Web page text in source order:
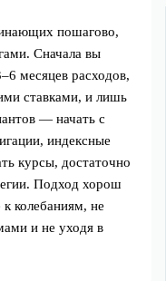
пошагово,
Сначала вы
месяцев расходов,
ставками, и лишь
— начать с
индексные
курсы, достаточно
Подход хорош
колебаниям, не
и не уходя в